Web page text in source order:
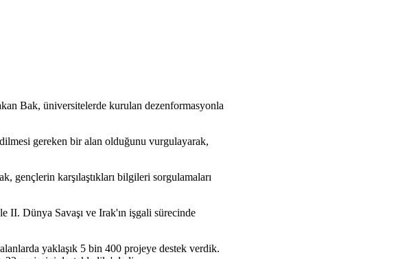
Bak, üniversitelerde kurulan dezenformasyonla
gereken bir alan olduğunu vurgulayarak,
gençlerin karşılaştıkları bilgileri sorgulamaları
II. Dünya Savaşı ve Irak'ın işgali sürecinde
yaklaşık 5 bin 400 projeye destek verdik.